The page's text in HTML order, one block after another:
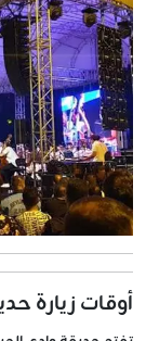
أوقات زيارة